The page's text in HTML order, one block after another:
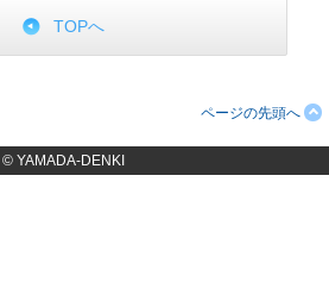
TOPへ
ページの先頭へ
© YAMADA-DENKI